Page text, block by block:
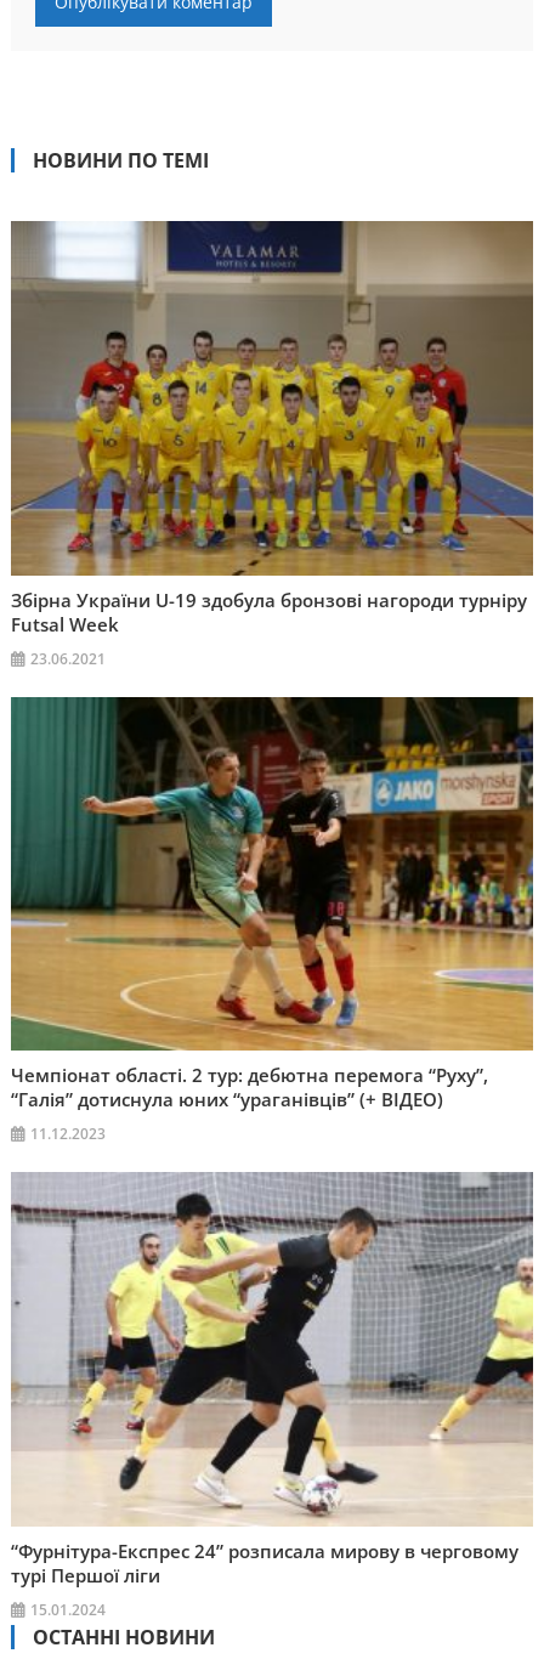
НОВИНИ ПО ТЕМІ
Збірна України U-19 здобула бронзові нагороди турніру
Futsal Week
23.06.2021
Чемпіонат області. 2 тур: дебютна перемога “Руху”,
“Галія” дотиснула юних “ураганівців” (+ ВІДЕО)
11.12.2023
“Фурнітура-Експрес 24” розписала мирову в черговому
турі Першої ліги
15.01.2024
ОСТАННІ НОВИНИ